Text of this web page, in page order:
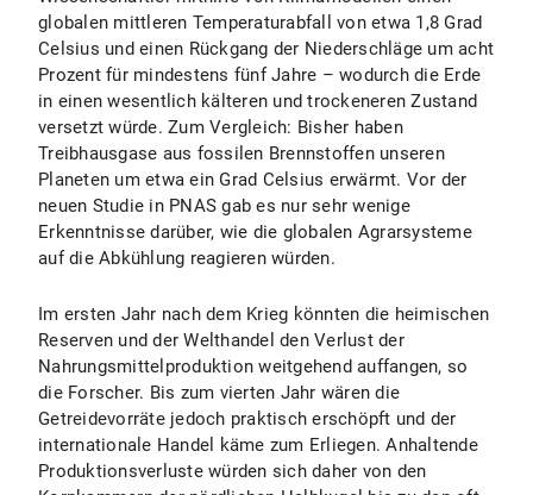
globalen mittleren Temperaturabfall von etwa 1,8 Grad
Celsius und einen Rückgang der Niederschläge um acht
Prozent für mindestens fünf Jahre – wodurch die Erde
in einen wesentlich kälteren und trockeneren Zustand
versetzt würde. Zum Vergleich: Bisher haben
Treibhausgase aus fossilen Brennstoffen unseren
Planeten um etwa ein Grad Celsius erwärmt. Vor der
neuen Studie in PNAS gab es nur sehr wenige
Erkenntnisse darüber, wie die globalen Agrarsysteme
auf die Abkühlung reagieren würden.
Im ersten Jahr nach dem Krieg könnten die heimischen
Reserven und der Welthandel den Verlust der
Nahrungsmittelproduktion weitgehend auffangen, so
die Forscher. Bis zum vierten Jahr wären die
Getreidevorräte jedoch praktisch erschöpft und der
internationale Handel käme zum Erliegen. Anhaltende
Produktionsverluste würden sich daher von den